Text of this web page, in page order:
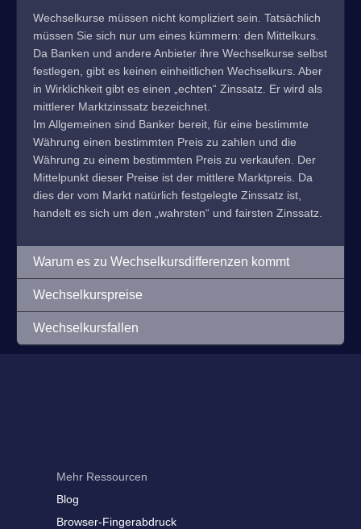
Wechselkurse müssen nicht kompliziert sein. Tatsächlich
müssen Sie sich nur um eines kümmern: den Mittelkurs.
Da Banken und andere Anbieter ihre Wechselkurse selbst
festlegen, gibt es keinen einheitlichen Wechselkurs. Aber
in Wirklichkeit gibt es einen „echten“ Zinssatz. Er wird als
mittlerer Marktzinssatz bezeichnet.
Im Allgemeinen sind Banker bereit, für eine bestimmte
Währung einen bestimmten Preis zu zahlen und die
Währung zu einem bestimmten Preis zu verkaufen. Der
Mittelpunkt dieser Preise ist der mittlere Marktpreis. Da
dies der vom Markt natürlich festgelegte Zinssatz ist,
handelt es sich um den „wahrsten“ und fairsten Zinssatz.
Warum es zu Wechselkursdifferenzen kommt
Wechselkurspreise
Wechselkursfallen
Mehr Ressourcen
Blog
Browser-Fingerabdruck